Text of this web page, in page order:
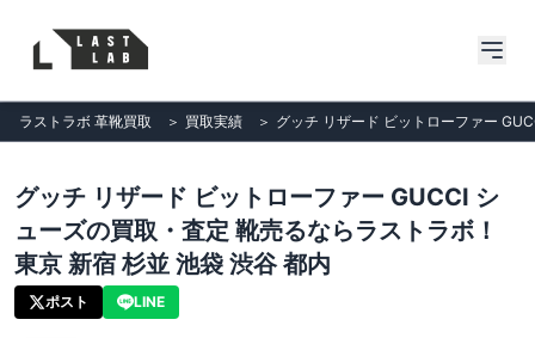
ラストラボ 革靴買取 ＞ 買取実績 ＞ グッチ リザード ビットローファー
グッチ リザード ビットローファー GUCCI シ
ューズの買取・査定 靴売るならラストラボ！
東京 新宿 杉並 池袋 渋谷 都内
ポスト LINE